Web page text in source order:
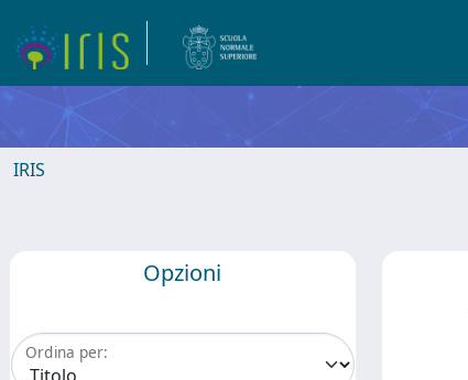
IRIS
Opzioni
Ordina per: